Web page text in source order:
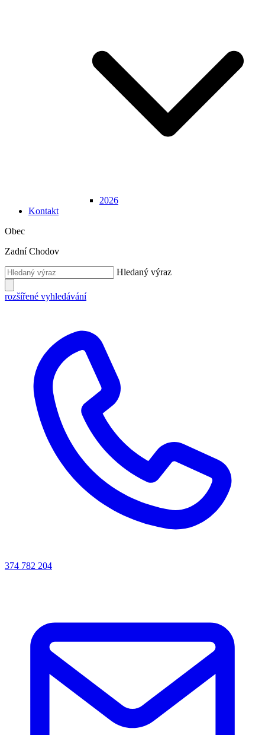
2026
Kontakt
Obec
Zadní Chodov
Hledaný výraz
rozšířené vyhledávání
374 782 204